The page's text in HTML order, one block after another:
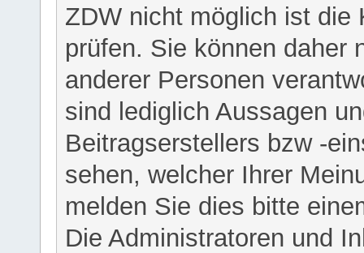
ZDW nicht möglich ist die
prüfen. Sie können daher
anderer Personen
sind lediglich Aussagen
Beitragserstellers bzw -
sehen, welcher Ihrer
melden Sie dies bitte
Die Administratoren und